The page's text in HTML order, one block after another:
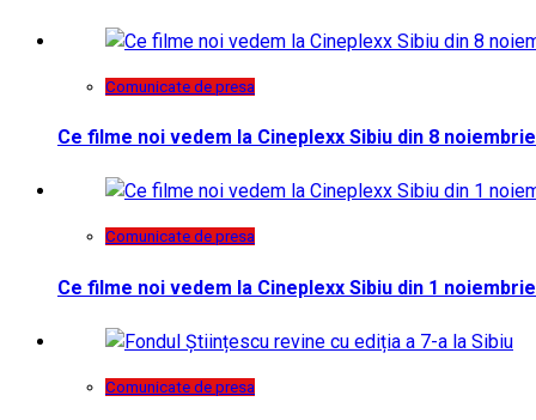
Comunicate de presa
Ce filme noi vedem la Cineplexx Sibiu din 8 noiembrie
Comunicate de presa
Ce filme noi vedem la Cineplexx Sibiu din 1 noiembrie
Comunicate de presa